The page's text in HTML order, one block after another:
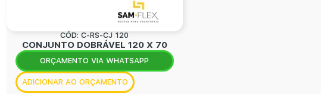
CÓD: C-RS-CJ 120
CONJUNTO DOBRÁVEL 120 X 70
ORÇAMENTO VIA WHATSAPP
ADICIONAR AO ORÇAMENTO